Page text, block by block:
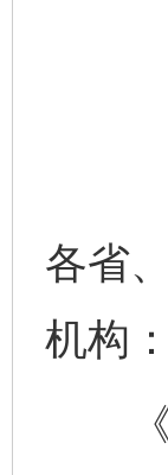
各省
机构：
《